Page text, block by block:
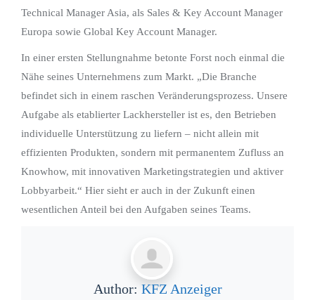
Technical Manager Asia, als Sales & Key Account Manager
Europa sowie Global Key Account Manager.
In einer ersten Stellungnahme betonte Forst noch einmal die
Nähe seines Unternehmens zum Markt. „Die Branche
befindet sich in einem raschen Veränderungsprozess. Unsere
Aufgabe als etablierter Lackhersteller ist es, den Betrieben
individuelle Unterstützung zu liefern – nicht allein mit
effizienten Produkten, sondern mit permanentem Zufluss an
Knowhow, mit innovativen Marketingstrategien und aktiver
Lobbyarbeit.“ Hier sieht er auch in der Zukunft einen
wesentlichen Anteil bei den Aufgaben seines Teams.
Author: KFZ Anzeiger